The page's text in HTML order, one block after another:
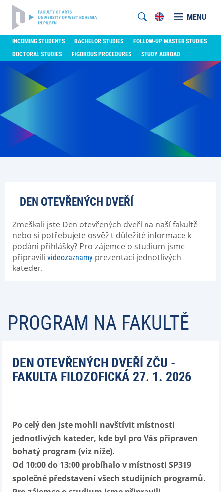
MENU
INCOMING STUDENTS BACHELOR STUDIES
FOLLOW-UP MASTER STUDIES
DOCTORAL STUDIES
RIGOROUS PROCEDURES STUDY ABROAD
DEN OTEVŘENÝCH DVEŘÍ
Zmeškali jste Den otevřených dveří na naší fakultě
nebo si potřebujete osvěžit důležité informace k
podání přihlášky? Pro zájemce o studium jsme
připravili videozaznamy prezentací jednotlivých
kateder.
PROGRAM NA FAKULTĚ
DEN OTEVŘENÝCH DVEŘÍ ZČU -
FAKULTA FILOZOFICKÁ 27. 1. 2026
Po celý den jste mohli navštívit místnosti
jednotlivých kateder, kde byl pro Vás připraven
bohatý program (viz níže).
Od 10:00 do 13:00 probíhalo v místnosti SP319
společné představení všech studijních programů.